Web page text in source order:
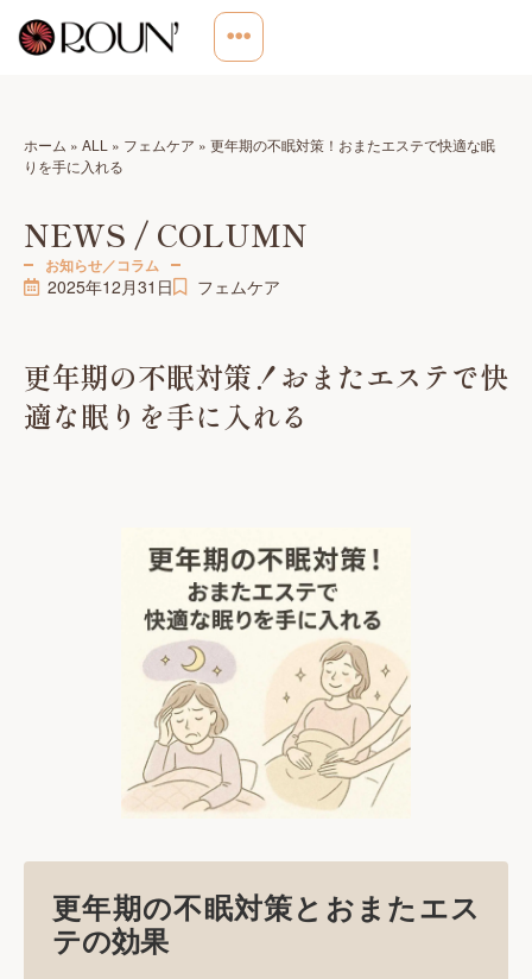
ホーム » ALL » フェムケア » 更年期の不眠対策！おまたエステで快適な眠
りを手に入れる
NEWS / COLUMN
お知らせ／コラム
2025年12月31日 フェムケア
更年期の不眠対策！おまたエステで快
適な眠りを手に入れる
更年期の不眠対策とおまたエス
テの効果